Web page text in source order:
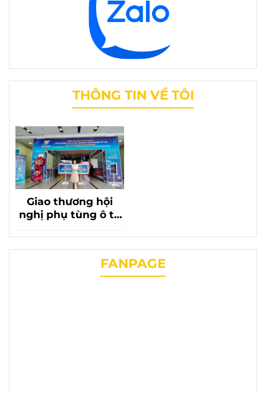
THÔNG TIN VỀ TÔI
Giao thương hội
nghị phụ tùng ô tô
mặt của phụ tùng
chevrolet liên
FANPAGE